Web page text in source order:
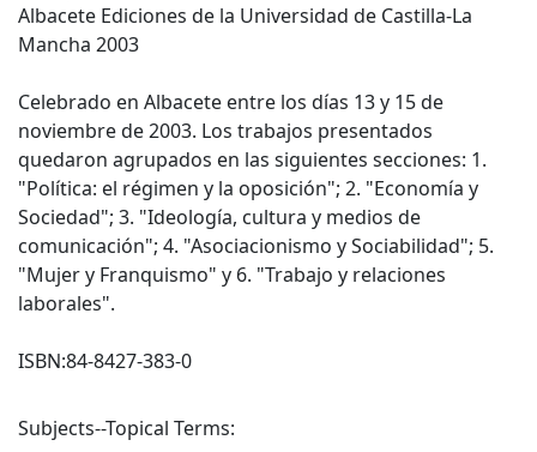
Albacete Ediciones de la Universidad de Castilla-La
Mancha 2003
Celebrado en Albacete entre los días 13 y 15 de
noviembre de 2003. Los trabajos presentados
quedaron agrupados en las siguientes secciones: 1.
"Política: el régimen y la oposición"; 2. "Economía y
Sociedad"; 3. "Ideología, cultura y medios de
comunicación"; 4. "Asociacionismo y Sociabilidad"; 5.
"Mujer y Franquismo" y 6. "Trabajo y relaciones
laborales".
ISBN:84-8427-383-0
Subjects--Topical Terms: